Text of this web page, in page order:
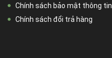
Chính sách bảo mật thông tin
Chính sách đổi trả hàng